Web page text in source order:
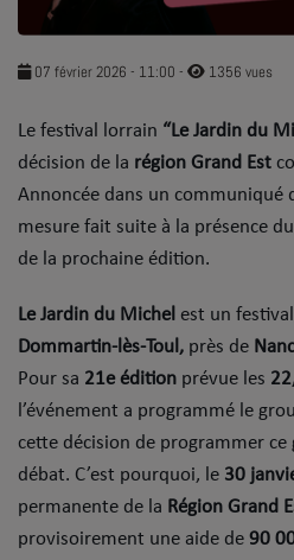
SOUL ADDICT PLAY
Flash News
Dans la Street
C quoi ton Actu ?
Dans ton Téléphone
Mic 2 Rue
Première Fois
URBAN CULTURE
Mode
07 février 2026 - 11:00 - 1356 vues
Le festival lorrain “Le Jardin du
décision de la région Grand Est
Annoncée dans un communiqué
mesure fait suite à la présence
de la prochaine édition.
Le Jardin du Michel est un
Dommartin-lès-Toul, près de
Pour sa 21e édition prévue les
l’événement a programmé le
cette décision de programmer ce
débat. C’est pourquoi, le 30
permanente de la Région Grand
provisoirement une aide de 90